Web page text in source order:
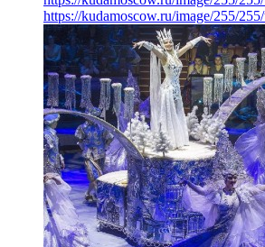
https://kudamoscow.ru/image/255/